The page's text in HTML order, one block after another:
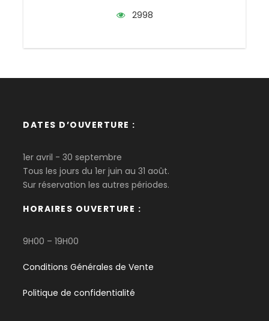
2998
En kayak biplace insubmersible
En kayak monoplace
Ce qui est inclus
Location du canoë (insubmersible ou
canadien)
Avec gilet de sauvetage obligatoire
Ouverture = 30 cm; diam. = 41 cm; haut. = 50
DATES D’OUVERTURE :
1er avril - 30 septembre
Tous les jours du 1er juin au 31 août.
Sur réservation les autres périodes.
HORAIRES OUVERTURE :
9H00 – 19H00
Conditions Générales de Vente
Politique de confidentialité